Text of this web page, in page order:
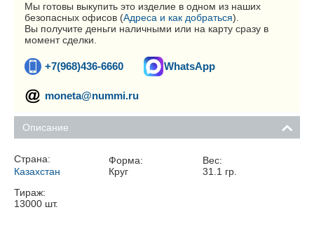
Мы готовы выкупить это изделие в одном из наших
безопасных офисов (Адреса и как добраться).
Вы получите деньги наличными или на карту сразу в
момент сделки.
+7(968)436-6660 WhatsApp
moneta@nummi.ru
Описание
Страна:
Казахстан
Форма:
Круг
Вес:
31.1 гр.
Тираж:
13000 шт.